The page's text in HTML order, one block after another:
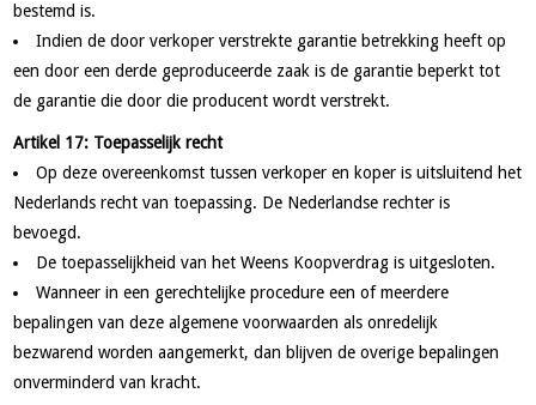
bestemd is.
Indien de door verkoper verstrekte garantie betrekking heeft op
een door een derde geproduceerde zaak is de garantie beperkt tot
de garantie die door die producent wordt verstrekt.
Artikel 17: Toepasselijk recht
Op deze overeenkomst tussen verkoper en koper is uitsluitend het
Nederlands recht van toepassing. De Nederlandse rechter is
bevoegd.
De toepasselijkheid van het Weens Koopverdrag is uitgesloten.
Wanneer in een gerechtelijke procedure een of meerdere
bepalingen van deze algemene voorwaarden als onredelijk
bezwarend worden aangemerkt, dan blijven de overige bepalingen
onverminderd van kracht.